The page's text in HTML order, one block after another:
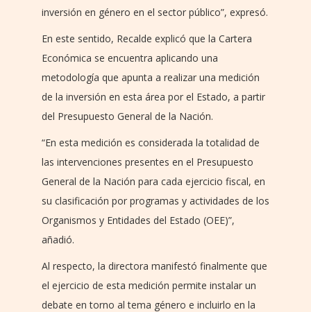
inversión en género en el sector público”, expresó.
En este sentido, Recalde explicó que la Cartera
Económica se encuentra aplicando una
metodología que apunta a realizar una medición
de la inversión en esta área por el Estado, a partir
del Presupuesto General de la Nación.
“En esta medición es considerada la totalidad de
las intervenciones presentes en el Presupuesto
General de la Nación para cada ejercicio fiscal, en
su clasificación por programas y actividades de los
Organismos y Entidades del Estado (OEE)”,
añadió.
Al respecto, la directora manifestó finalmente que
el ejercicio de esta medición permite instalar un
debate en torno al tema género e incluirlo en la